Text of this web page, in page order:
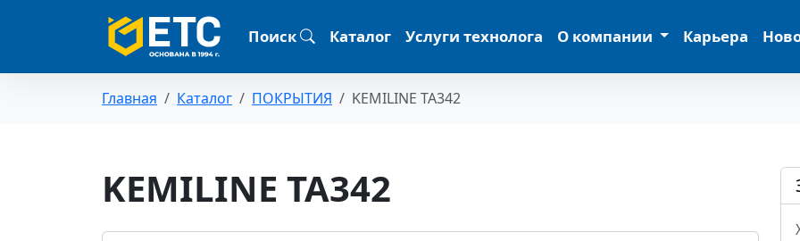
Поиск Каталог Услуги технолога О компании Карьера
Главная Каталог ПОКРЫТИЯ KEMILINE TA342
KEMILINE TA342